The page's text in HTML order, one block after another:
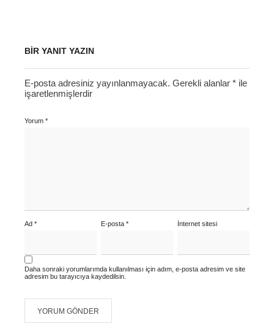
BIR YANIT YAZIN
E-posta adresiniz yayınlanmayacak. Gerekli alanlar * ile
işaretlenmişlerdir
Yorum *
Ad * E-posta* İnternet sitesi
Daha sonraki yorumlarımda kullanılması için adım, e-posta adresim ve site
adresim bu tarayıcıya kaydedilsin.